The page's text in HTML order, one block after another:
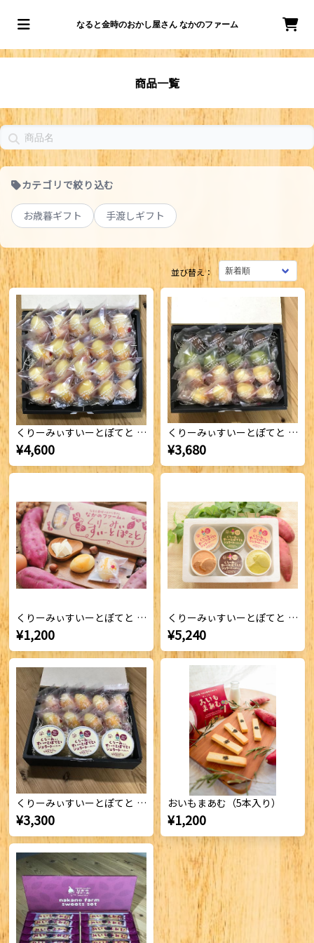
なると金時のおかし屋さん なかのファーム
商品一覧
カテゴリで絞り込む
お歳暮ギフト 手渡しギフト
並び替え：
くりーみぃすいーとぽてと （プレーン20個セット）
¥4,600
くりーみぃすいーとぽてと （ミックス16個セット）
¥3,680
くりーみぃすいーとぽてと （プレーン５個セット）
¥1,200
くりーみぃすいーとぽてと をジェラートにしました （ミックス12個セット）
¥5,240
くりーみぃすいーとぽてと & ジェラート（プレーンセット）
¥3,300
おいもまあむ（5本入り）
¥1,200